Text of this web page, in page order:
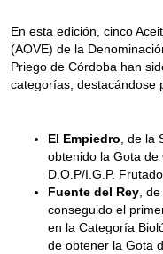
En esta edición, cinco
(AOVE) de la
Priego de Córdoba han
categorías, destacándose
El Empiedro , de
obtenido la Gota
D.O.P/I.G.P.
Fuente del Rey ,
conseguido el
en la Categoría
de obtener la Gota